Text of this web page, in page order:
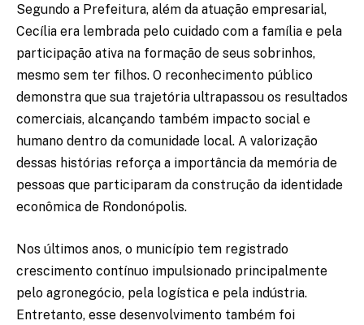
Segundo a Prefeitura, além da atuação empresarial,
Cecília era lembrada pelo cuidado com a família e pela
participação ativa na formação de seus sobrinhos,
mesmo sem ter filhos. O reconhecimento público
demonstra que sua trajetória ultrapassou os resultados
comerciais, alcançando também impacto social e
humano dentro da comunidade local. A valorização
dessas histórias reforça a importância da memória de
pessoas que participaram da construção da identidade
econômica de Rondonópolis.
Nos últimos anos, o município tem registrado
crescimento contínuo impulsionado principalmente
pelo agronegócio, pela logística e pela indústria.
Entretanto, esse desenvolvimento também foi